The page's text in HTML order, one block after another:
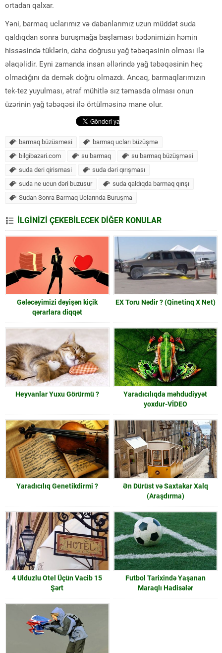
ortadan qalxar.
Yəni, barmaq uclarımız və dabanlarımız uzun müddət suda
qaldıqdan sonra buruşmağa başlaması bədənimizin həmin
hissəsində tüklərin, daha doğrusu yağ təbəqəsinin olması ilə
əlaqəlidir. Eyni zamanda insan əllərində yağ təbəqəsinin heç
olmadığını da demək doğru olmazdı. Ancaq, barmaqlarımızın
tek-tez yuyulması, ətraf mühitlə sız təmasda olması onun
üzərinin yağ təbəqəsi ilə örtülməsinə mane olur.
barmaq büzüsmesi
barmaq ucları büzüşmə
bilgibazari.com
su barmaq
su barmaq büzüşməsi
suda deri qirismasi
suda dəri qırışması
suda ne ucun dəri buzusur
suda qaldıqda barmaq qırışı
Sudan Sonra Barmaq Uclarında Buruşma
İLGİNİZİ ÇEKEBİLECEK DİĞER KONULAR
Gələcəyimizi dəyişən kiçik
qərarlara diqqət
EX Toru Nədir ? (Qinetinq X Net)
Heyvanlar Yuxu Görürmü ?
Yaradıcılıqda məhdudiyyət
yoxdur-VİDEO
Yaradıcılıq Genetikdirmi ?
Ən Dürüst və Saxtakar Xalq
(Araşdırma)
4 Ulduzlu Otel Üçün Vacib 15
Şərt
Futbol Tarixində Yaşanan
Maraqlı Hadisələr